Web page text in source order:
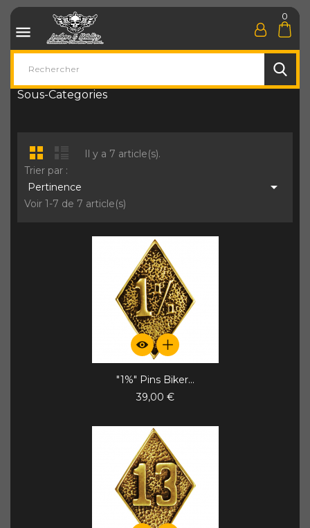

0
Sous-Categories
Il y a 7 article(s).
Trier par :
Pertinence

Voir 1-7 de 7 article(s)
"1%" Pins Biker...
39,00 €